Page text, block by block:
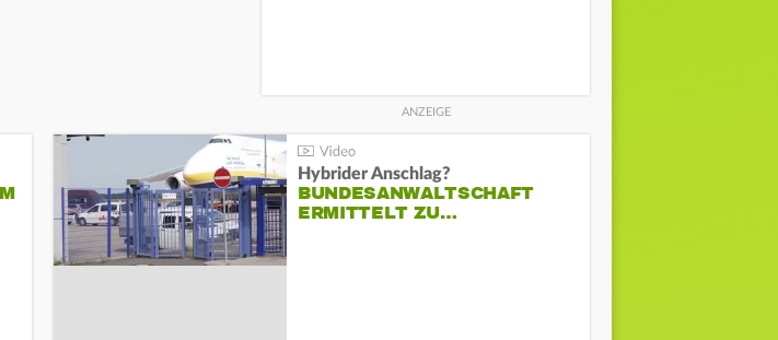
Hybrider Anschlag?
BUNDESANWALTSCHAFT
ERMITTELT ZU…